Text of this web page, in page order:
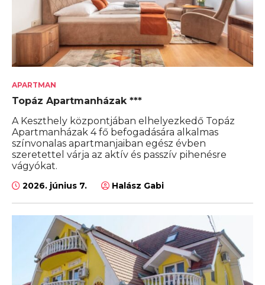
APARTMAN
Topáz Apartmanházak ***
A Keszthely központjában elhelyezkedő Topáz
Apartmanházak 4 fő befogadására alkalmas
színvonalas apartmanjaiban egész évben
szeretettel várja az aktív és passzív pihenésre
vágyókat.
2026. június 7. Halász Gabi